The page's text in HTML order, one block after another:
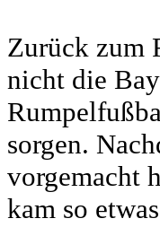
Zurück zum
nicht die
sorgen.
vorgemacht
kam so